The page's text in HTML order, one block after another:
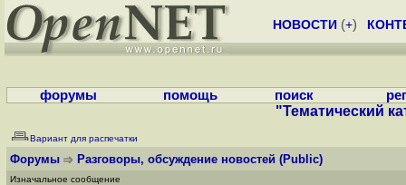
НОВОСТИ (+)
форумы помощь поиск
"Тематический
Вариант для распечатки
Форумы Разговоры, обсуждение новостей (Public)
Изначальное сообщение